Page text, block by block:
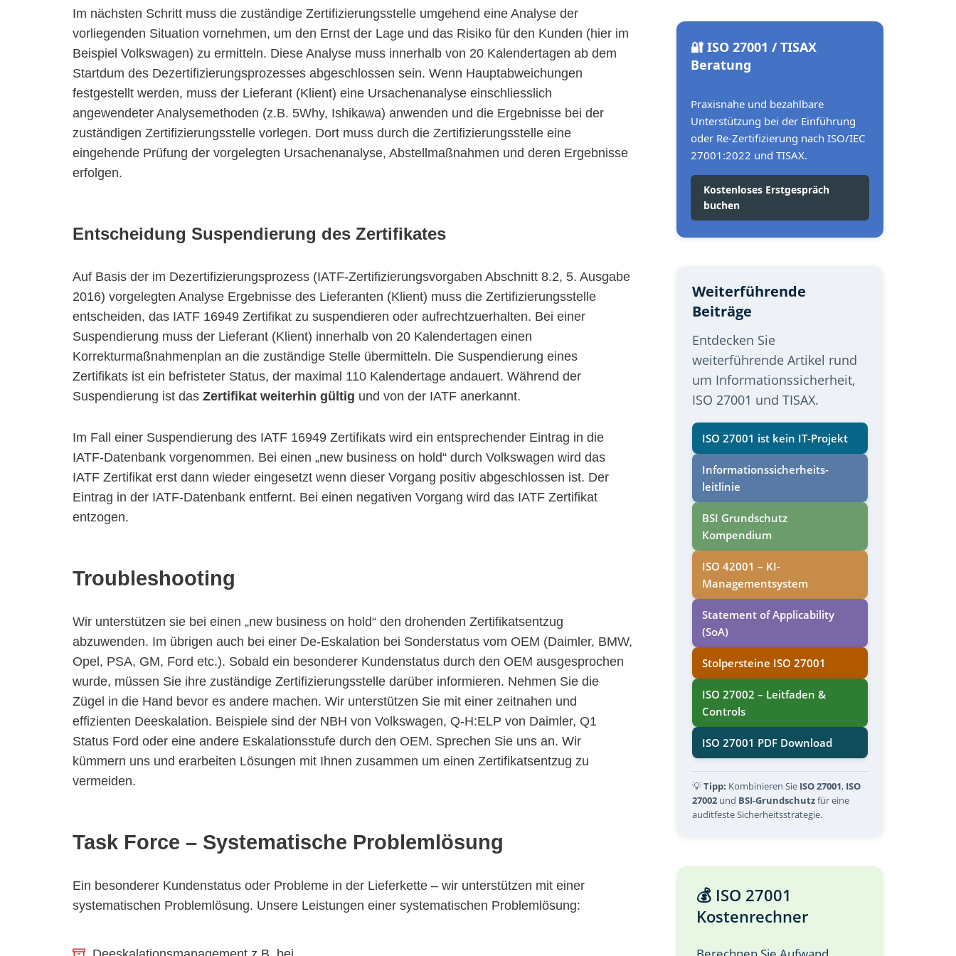
Im nächsten Schritt muss die zuständige Zertifizierungsstelle umgehend eine Analyse der
vorliegenden Situation vornehmen, um den Ernst der Lage und das Risiko für den Kunden (hier im
Beispiel Volkswagen) zu ermitteln. Diese Analyse muss innerhalb von 20 Kalendertagen ab dem
Startdum des Dezertifizierungsprozesses abgeschlossen sein. Wenn Hauptabweichungen
festgestellt werden, muss der Lieferant (Klient) eine Ursachenanalyse einschliesslich
angewendeter Analysemethoden (z.B. 5Why, Ishikawa) anwenden und die Ergebnisse bei der
zuständigen Zertifizierungsstelle vorlegen. Dort muss durch die Zertifizierungsstelle eine
eingehende Prüfung der vorgelegten Ursachenanalyse, Abstellmaßnahmen und deren Ergebnisse
erfolgen.
Entscheidung Suspendierung des Zertifikates
Auf Basis der im Dezertifizierungsprozess (IATF-Zertifizierungsvorgaben Abschnitt 8.2, 5. Ausgabe
2016) vorgelegten Analyse Ergebnisse des Lieferanten (Klient) muss die Zertifizierungsstelle
entscheiden, das IATF 16949 Zertifikat zu suspendieren oder aufrechtzuerhalten. Bei einer
Suspendierung muss der Lieferant (Klient) innerhalb von 20 Kalendertagen einen
Korrekturmaßnahmenplan an die zuständige Stelle übermitteln. Die Suspendierung eines
Zertifikats ist ein befristeter Status, der maximal 110 Kalendertage andauert. Während der
Suspendierung ist das Zertifikat weiterhin gültig und von der IATF anerkannt.
Im Fall einer Suspendierung des IATF 16949 Zertifikats wird ein entsprechender Eintrag in die
IATF-Datenbank vorgenommen. Bei einen „new business on hold“ durch Volkswagen wird das
IATF Zertifikat erst dann wieder eingesetzt wenn dieser Vorgang positiv abgeschlossen ist. Der
Eintrag in der IATF-Datenbank entfernt. Bei einen negativen Vorgang wird das IATF Zertifikat
entzogen.
Troubleshooting
Wir unterstützen sie bei einen „new business on hold“ den drohenden Zertifikatsentzug
abzuwenden. Im übrigen auch bei einer De-Eskalation bei Sonderstatus vom OEM (Daimler, BMW,
Opel, PSA, GM, Ford etc.). Sobald ein besonderer Kundenstatus durch den OEM ausgesprochen
wurde, müssen Sie ihre zuständige Zertifizierungsstelle darüber informieren. Nehmen Sie die
Zügel in die Hand bevor es andere machen. Wir unterstützen Sie mit einer zeitnahen und
effizienten Deeskalation. Beispiele sind der NBH von Volkswagen, Q-H:ELP von Daimler, Q1
Status Ford oder eine andere Eskalationsstufe durch den OEM. Sprechen Sie uns an. Wir
kümmern uns und erarbeiten Lösungen mit Ihnen zusammen um einen Zertifikatsentzug zu
vermeiden.
Task Force – Systematische Problemlösung
Ein besonderer Kundenstatus oder Probleme in der Lieferkette – wir unterstützen mit einer
systematischen Problemlösung. Unsere Leistungen einer systematischen Problemlösung:
🔐 ISO 27001 / TISAX
Beratung
Praxisnahe und bezahlbare
Unterstützung bei der Einführung
oder Re-Zertifizierung nach ISO/IEC
27001:2022 und TISAX.
Kostenloses Erstgespräch
buchen
Weiterführende
Beiträge
Entdecken Sie
weiterführende Artikel rund
um Informationssicherheit,
ISO 27001 und TISAX.
ISO 27001 ist kein IT-Projekt
Informations­sicherheits­
leitlinie
BSI Grundschutz
Kompendium
ISO 42001 – KI-
Managementsystem
Statement of Applicability
(SoA)
Stolpersteine ISO 27001
ISO 27002 – Leitfaden &
Controls
ISO 27001 PDF Download
💡Tipp: Kombinieren Sie ISO 27001, ISO
27002 und BSI-Grundschutzfür eine
auditfeste Sicherheitsstrategie.
💰 ISO 27001
Kostenrechner